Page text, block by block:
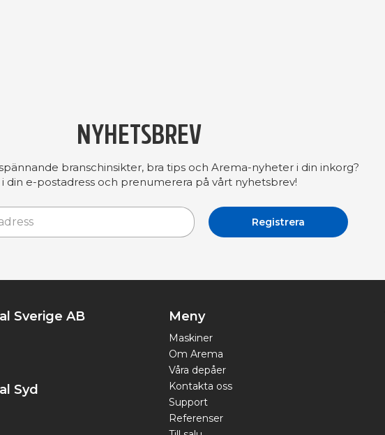
NYHETSBREV
branschinsikter, bra tips och Arema-nyheter i din inkorg?
i din e-postadress och prenumerera på vårt nyhetsbrev!
Sverige AB
Syd
Meny
Maskiner
Om Arema
Våra depåer
Kontakta oss
Support
Referenser